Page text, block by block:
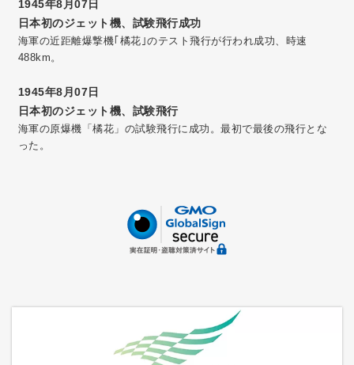
1945年8月07日
日本初のジェット機、試験飛行成功
海軍の近距離爆撃機｢橘花｣のテスト飛行が行われ成功、時速
488km。
1945年8月07日
日本初のジェット機、試験飛行
海軍の原爆機「橘花」の試験飛行に成功。最初で最後の飛行とな
った。